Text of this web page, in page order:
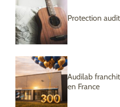
Protection
Audilab
en France